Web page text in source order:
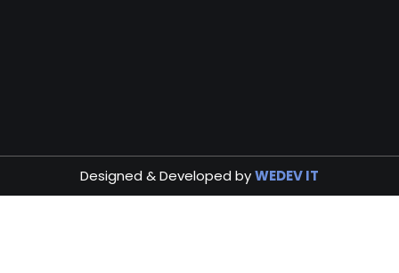
Designed & Developed byWEDEV IT